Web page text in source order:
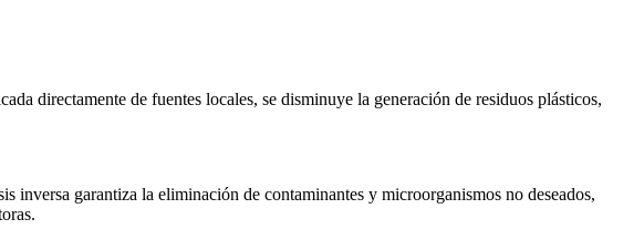
directamente de fuentes locales, se disminuye la generación de residuos plásticos,
inversa garantiza la eliminación de contaminantes y microorganismos no deseados,